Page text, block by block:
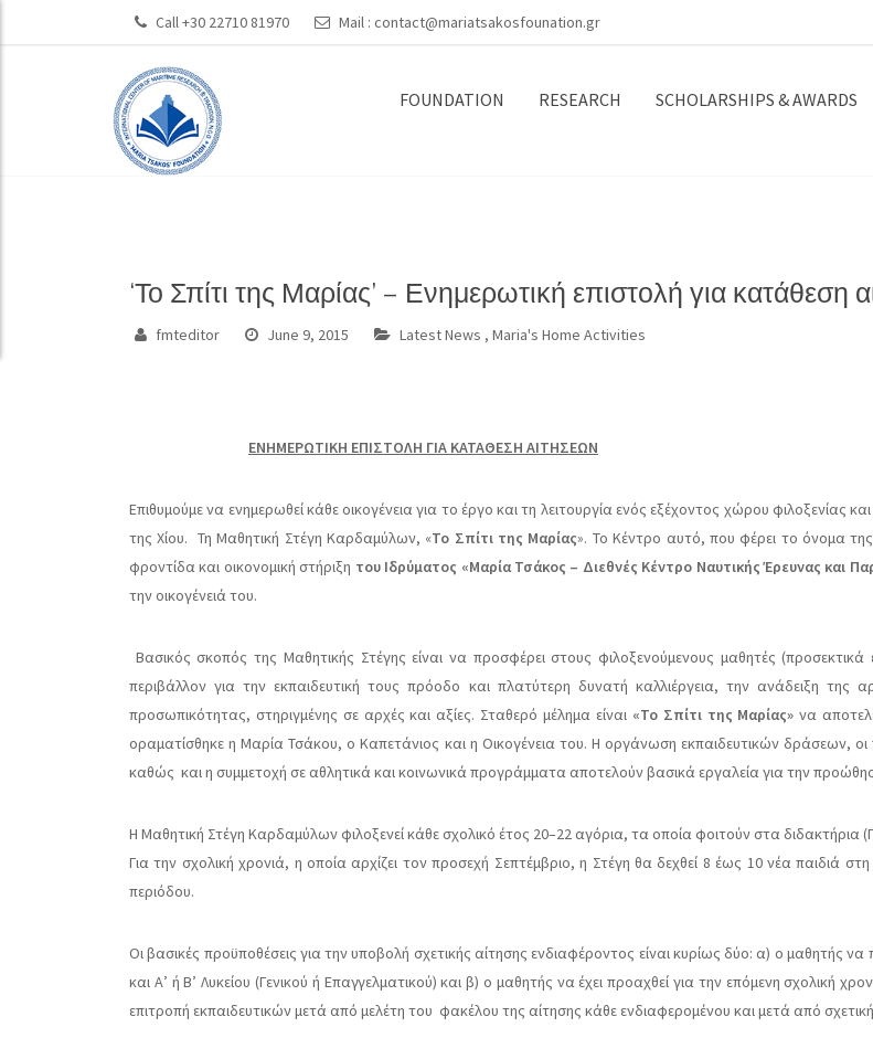
Call +30 22710 81970 Mail : contact@mariatsakosfounation.gr
FOUNDATION RESEARCH SCHOLARSHIPS & AWARDS
‘Το Σπίτι της Μαρίας’ – Ενημερωτική επιστολή για κατάθεση
fmteditor June 9, 2015 Latest News , Maria's Home Activities
ΕΝΗΜΕΡΩΤΙΚΗ ΕΠΙΣΤΟΛΗ ΓΙΑ ΚΑΤΑΘΕΣΗ ΑΙΤΗΣΕΩΝ
Επιθυμούμε να ενημερωθεί κάθε οικογένεια για το έργο και τη λειτουργία ενός εξέχοντος χώρου
της Χίου. Τη Μαθητική Στέγη Καρδαμύλων, «Το Σπίτι της Μαρίας». Το Κέντρο αυτό, που φέρει το όνομα
φροντίδα και οικονομική στήριξη του Ιδρύματος «Μαρία Τσάκος – Διεθνές Κέντρο Ναυτικής Έρευνας και
την οικογένειά του.
Βασικός σκοπός της Μαθητικής Στέγης είναι να προσφέρει στους φιλοξενούμενους μαθητές
περιβάλλον για την εκπαιδευτική τους πρόοδο και πλατύτερη δυνατή καλλιέργεια, την ανάδειξη
προσωπικότητας, στηριγμένης σε αρχές και αξίες. Σταθερό μέλημα είναι «Το Σπίτι της Μαρίας» να
οραματίσθηκε η Μαρία Τσάκου, ο Καπετάνιος και η Οικογένεια του. Η οργάνωση εκπαιδευτικών δράσεων, οι
καθώς και η συμμετοχή σε αθλητικά και κοινωνικά προγράμματα αποτελούν βασικά εργαλεία για την
Η Μαθητική Στέγη Καρδαμύλων φιλοξενεί κάθε σχολικό έτος 20–22 αγόρια, τα οποία φοιτούν στα διδακτήρια
Για την σχολική χρονιά, η οποία αρχίζει τον προσεχή Σεπτέμβριο, η Στέγη θα δεχθεί 8 έως 10 νέα παιδιά
περιόδου.
Οι βασικές προϋποθέσεις για την υποβολή σχετικής αίτησης ενδιαφέροντος είναι κυρίως δύο: α) ο μαθητής να
και Α’ ή Β’ Λυκείου (Γενικού ή Επαγγελματικού) και β) ο μαθητής να έχει προαχθεί για την επόμενη σχολική
επιτροπή εκπαιδευτικών μετά από μελέτη του φακέλου της αίτησης κάθε ενδιαφερομένου και μετά από